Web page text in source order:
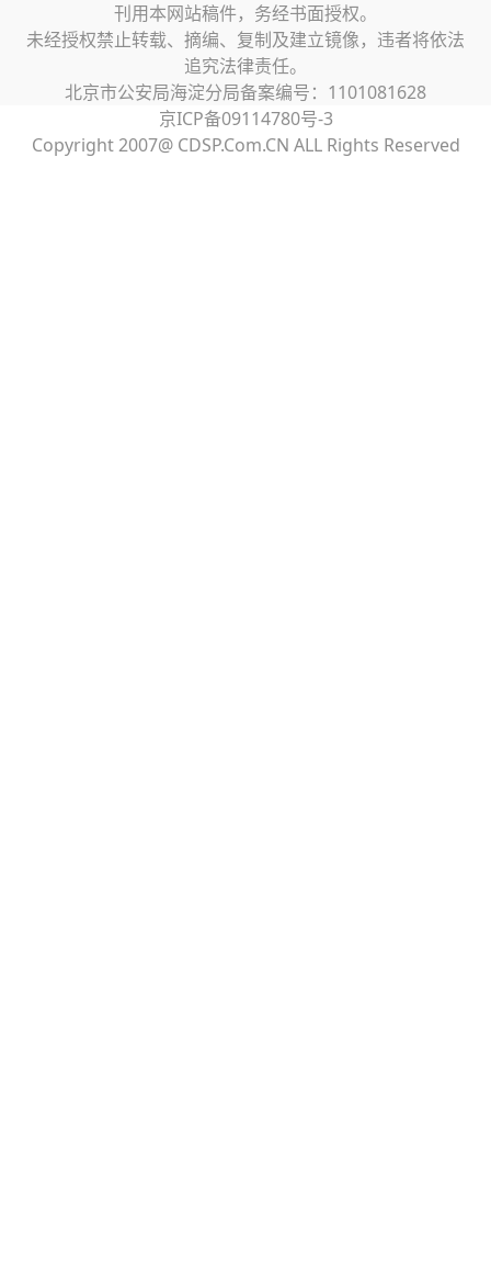
刊用本网站稿件，务经书面授权。
未经授权禁止转载、摘编、复制及建立镜像，违者将依法
追究法律责任。
北京市公安局海淀分局备案编号：1101081628
京ICP备09114780号-3
Copyright 2007@ CDSP.Com.CN ALL Rights Reserved